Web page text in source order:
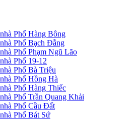
Phố Hàng Bông
Phố Bạch Đằng
Phố Phạm Ngũ Lão
Phố 19-12
Phố Bà Triệu
Phố Hồng Hà
Phố Hàng Thiếc
Phố Trần Quang Khải
Phố Cầu Đất
Phố Bát Sứ